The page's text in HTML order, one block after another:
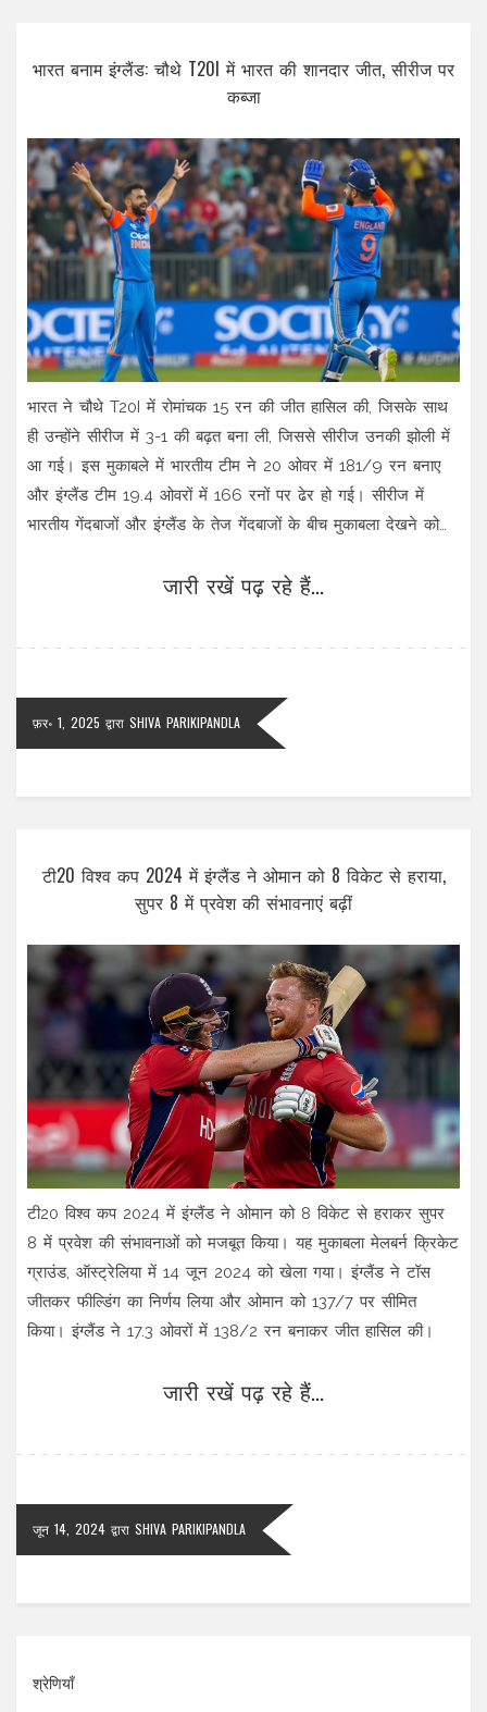
भारत बनाम इंग्लैंड: चौथे T20I में भारत की शानदार जीत, सीरीज पर
कब्जा
भारत ने चौथे T20I में रोमांचक 15 रन की जीत हासिल की, जिसके साथ
ही उन्होंने सीरीज में 3-1 की बढ़त बना ली, जिससे सीरीज उनकी झोली में
आ गई। इस मुकाबले में भारतीय टीम ने 20 ओवर में 181/9 रन बनाए
और इंग्लैंड टीम 19.4 ओवरों में 166 रनों पर ढेर हो गई। सीरीज में
भारतीय गेंदबाजों और इंग्लैंड के तेज गेंदबाजों के बीच मुकाबला देखने को
जारी रखें पढ़ रहे हैं...
फ़र॰ 1, 2025 द्वारा SHIVA PARIKIPANDLA
टी20 विश्व कप 2024 में इंग्लैंड ने ओमान को 8 विकेट से हराया,
सुपर 8 में प्रवेश की संभावनाएं बढ़ीं
टी20 विश्व कप 2024 में इंग्लैंड ने ओमान को 8 विकेट से हराकर सुपर
8 में प्रवेश की संभावनाओं को मजबूत किया। यह मुकाबला मेलबर्न क्रिकेट
ग्राउंड, ऑस्ट्रेलिया में 14 जून 2024 को खेला गया। इंग्लैंड ने टॉस
जीतकर फील्डिंग का निर्णय लिया और ओमान को 137/7 पर सीमित
किया। इंग्लैंड ने 17.3 ओवरों में 138/2 रन बनाकर जीत हासिल की।
जारी रखें पढ़ रहे हैं...
जून 14, 2024 द्वारा SHIVA PARIKIPANDLA
श्रेणियाँ